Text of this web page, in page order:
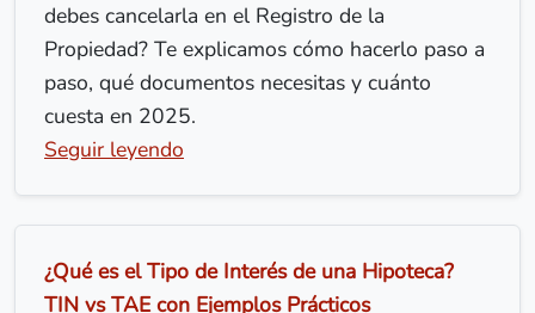
debes cancelarla en el Registro de la
Propiedad? Te explicamos cómo hacerlo paso a
paso, qué documentos necesitas y cuánto
cuesta en 2025.
Seguir leyendo
¿Qué es el Tipo de Interés de una Hipoteca?
TIN vs TAE con Ejemplos Prácticos